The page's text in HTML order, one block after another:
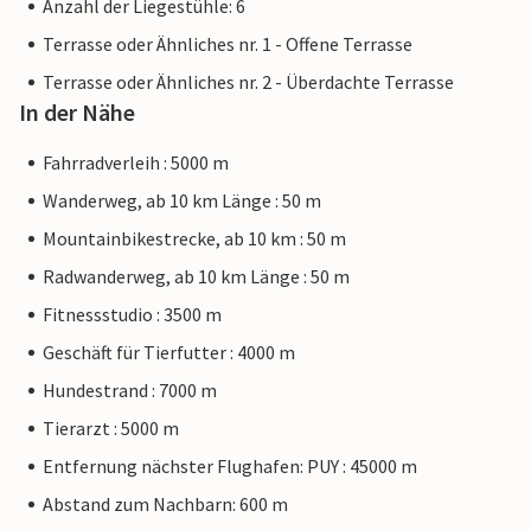
Anzahl der Liegestühle: 6
Terrasse oder Ähnliches nr. 1 - Offene Terrasse
Terrasse oder Ähnliches nr. 2 - Überdachte Terrasse
In der Nähe
Fahrradverleih : 5000 m
Wanderweg, ab 10 km Länge : 50 m
Mountainbikestrecke, ab 10 km : 50 m
Radwanderweg, ab 10 km Länge : 50 m
Fitnessstudio : 3500 m
Geschäft für Tierfutter : 4000 m
Hundestrand : 7000 m
Tierarzt : 5000 m
Entfernung nächster Flughafen: PUY : 45000 m
Abstand zum Nachbarn: 600 m